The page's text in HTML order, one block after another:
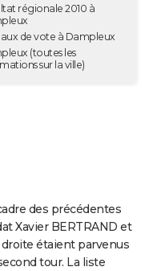
régionale 2010 à
de vote à Dampleux
(toutes les
sur la ville)
des précédentes
Xavier BERTRAND et
étaient parvenus
tour. La liste